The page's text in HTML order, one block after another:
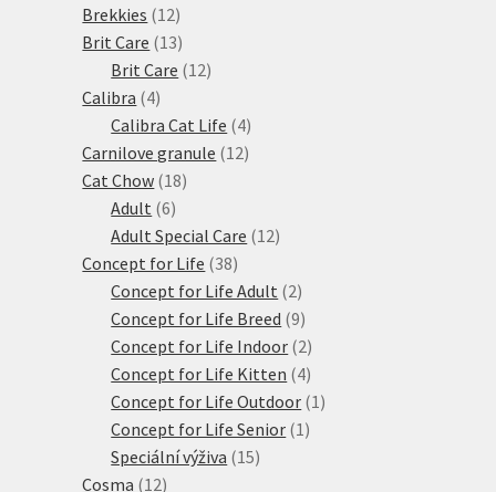
Brekkies 1212
produktů
Brit Care 1313
produktů
Brit Care 1212
Calibra 44
produkty
Calibra Cat Life 44
produkty
Carnilove granule 1212
Cat Chow 1818
Adult 66
produktů
Adult Special Care 1212
Concept for Life 3838
produktů
Concept for Life Adult 22
produkty
Concept for Life Breed 99
produktů
Concept for Life Indoor 22
produkty
Concept for Life Kitten 44
produkty
Concept for Life Outdoor 1 1
Concept for Life Senior 1 1
Speciální výživa 1515
Cosma 1212